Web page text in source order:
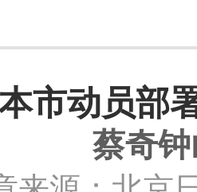
市动员部
蔡奇